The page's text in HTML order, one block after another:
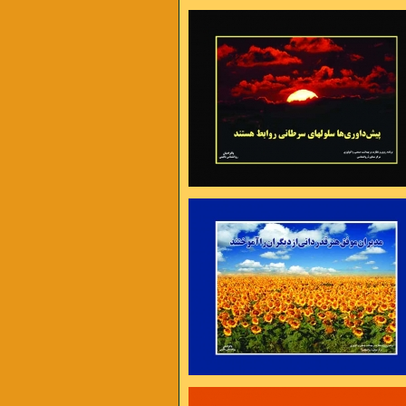
و گرفتاریها یک راه اساسی بیشتر نداریم
تا کام من بر آید
یا تن رسد به جانان یا جان ز تن بر آید